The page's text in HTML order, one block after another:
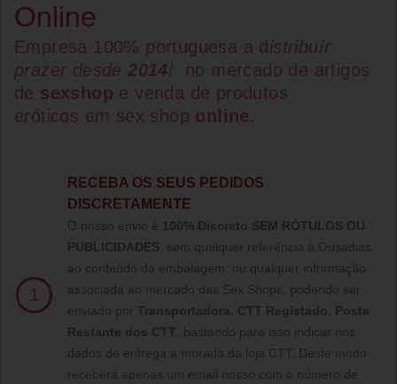
Online
Empresa 100% portuguesa a d istribuír
prazer desde2014!
no mercado de artigos
de sexshop e venda de produtos
eróticos em sex shop online.
1
RECEBA OS SEUS PEDIDOS
DISCRETAMENTE
O nosso envio é 100% Discreto SEM RÓTULOS OU
PUBLICIDADES , sem qualquer referência à Ousadias,
ao conteúdo da embalagem, ou qualquer informação
associada ao mercado das Sex Shops, podendo ser
enviado por Transportadora, CTT Registado, Posta
Restante dos CTT , bastando para isso indicar nos
dados de entrega a morada da loja CTT, Deste modo
receberá apenas um email nosso com o número de